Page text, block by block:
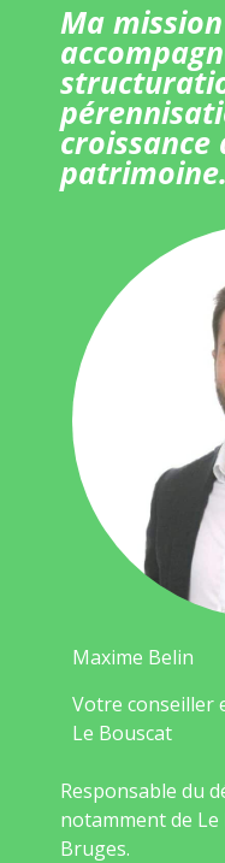
Ma
croissance
patrimoine.
Maxime Belin
Votre conseiller
Le Bouscat
Responsable du
notamment de
Bruges.